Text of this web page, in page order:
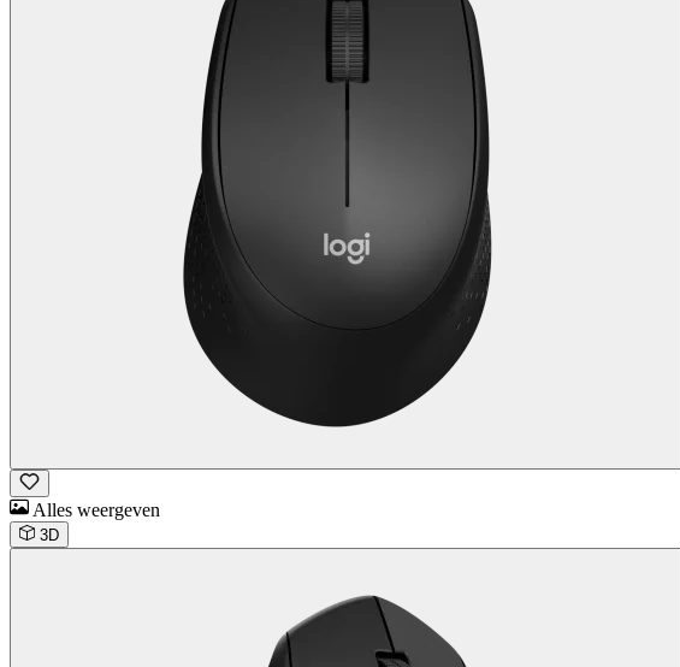
Alles weergeven
3D